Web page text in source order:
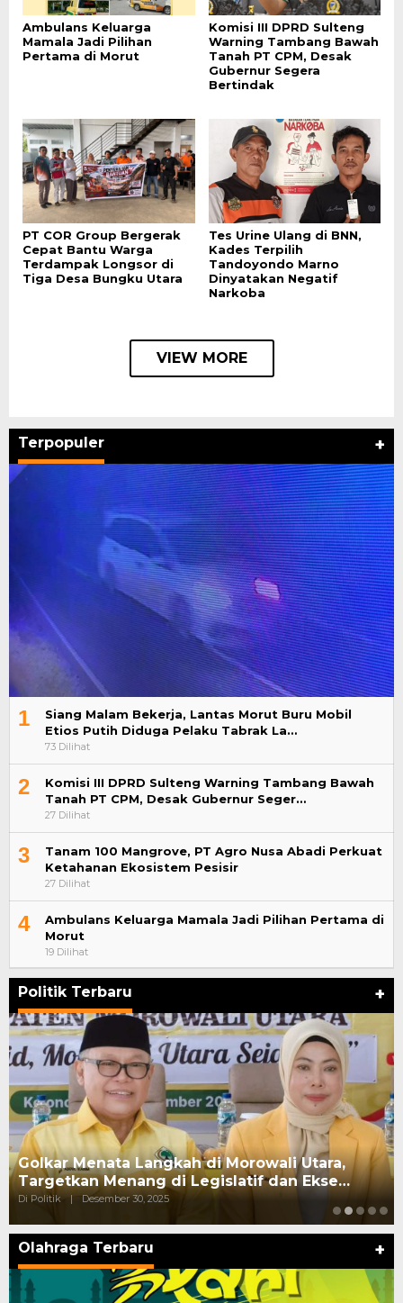
Ambulans Keluarga
Mamala Jadi Pilihan
Pertama di Morut
Komisi III DPRD Sulteng
Warning Tambang Bawah
Tanah PT CPM, Desak
Gubernur Segera
Bertindak
PT COR Group Bergerak
Cepat Bantu Warga
Terdampak Longsor di
Tiga Desa Bungku Utara
Tes Urine Ulang di BNN,
Kades Terpilih
Tandoyondo Marno
Dinyatakan Negatif
Narkoba
VIEW MORE
Terpopuler +
1
Siang Malam Bekerja, Lantas Morut Buru Mobil
Etios Putih Diduga Pelaku Tabrak La…
73 Dilihat
2
Komisi III DPRD Sulteng Warning Tambang Bawah
Tanah PT CPM, Desak Gubernur Seger…
27 Dilihat
3
Tanam 100 Mangrove, PT Agro Nusa Abadi Perkuat
Ketahanan Ekosistem Pesisir
27 Dilihat
4
Ambulans Keluarga Mamala Jadi Pilihan Pertama di
Morut
19 Dilihat
Politik Terbaru +
Golkar Menata Langkah di Morowali Utara,
Targetkan Menang di Legislatif dan Ekse…
Di Politik | Desember 30, 2025
Olahraga Terbaru +